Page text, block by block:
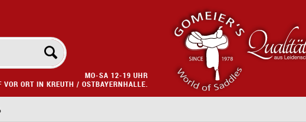
MO-SA 12-19 UHR
ORT IN KREUTH / OSTBAYERNHALLE.